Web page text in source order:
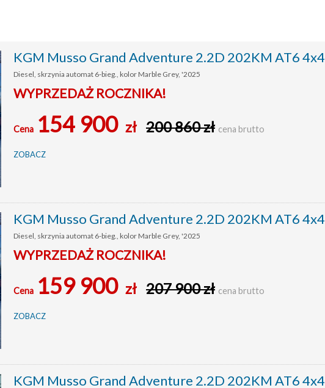
KGM Musso Grand Adventure 2.2D 202KM AT6 4x4
Diesel, skrzynia automat 6-bieg., kolor Marble Grey, '2025
WYPRZEDAŻ ROCZNIKA!
Cena 154 900 zł 200 860 zł cena brutto
ZOBACZ
KGM Musso Grand Adventure 2.2D 202KM AT6 4x4
Diesel, skrzynia automat 6-bieg., kolor Marble Grey, '2025
WYPRZEDAŻ ROCZNIKA!
Cena 159 900 zł 207 900 zł cena brutto
ZOBACZ
KGM Musso Grand Adventure 2.2D 202KM AT6 4x4